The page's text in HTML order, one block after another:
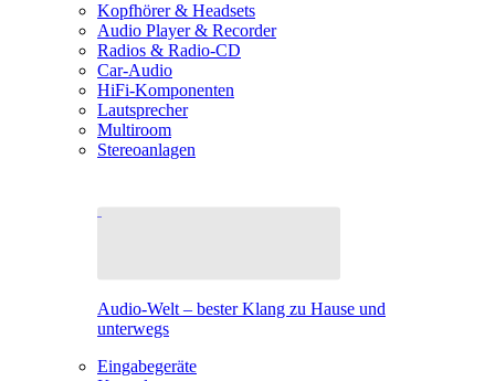
Kopfhörer & Headsets
Audio Player & Recorder
Radios & Radio-CD
Car-Audio
HiFi-Komponenten
Lautsprecher
Multiroom
Stereoanlagen
Audio-Welt – bester Klang zu Hause und
unterwegs
Eingabegeräte